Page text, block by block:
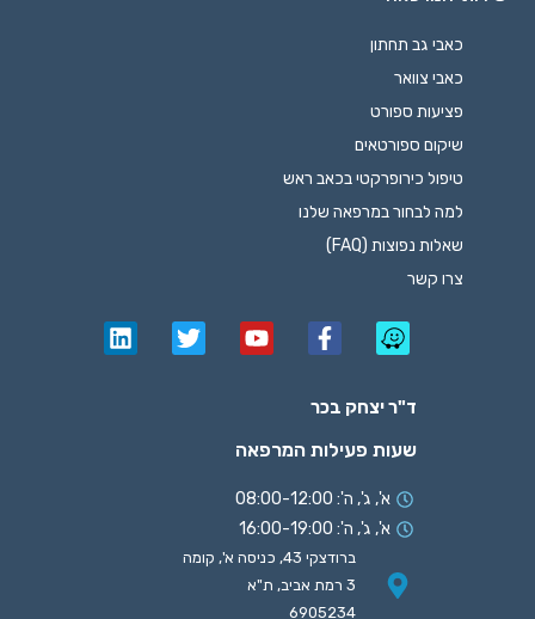
ד"ר יצחק בכר
ברודצקי 43, כניסה א', קומה
3 רמת אביב, ת"א
6905234
שעות פעילות המרפאה
א', ג', ה': 08:00-12:00
א', ג', ה': 16:00-19:00
כאבי גב תחתון
כאבי צוואר
פציעות ספורט
שיקום ספורטאים
טיפול כירופרקטי בכאב ראש
למה לבחור במרפאה שלנו
שאלות נפוצות (FAQ)
צרו קשר